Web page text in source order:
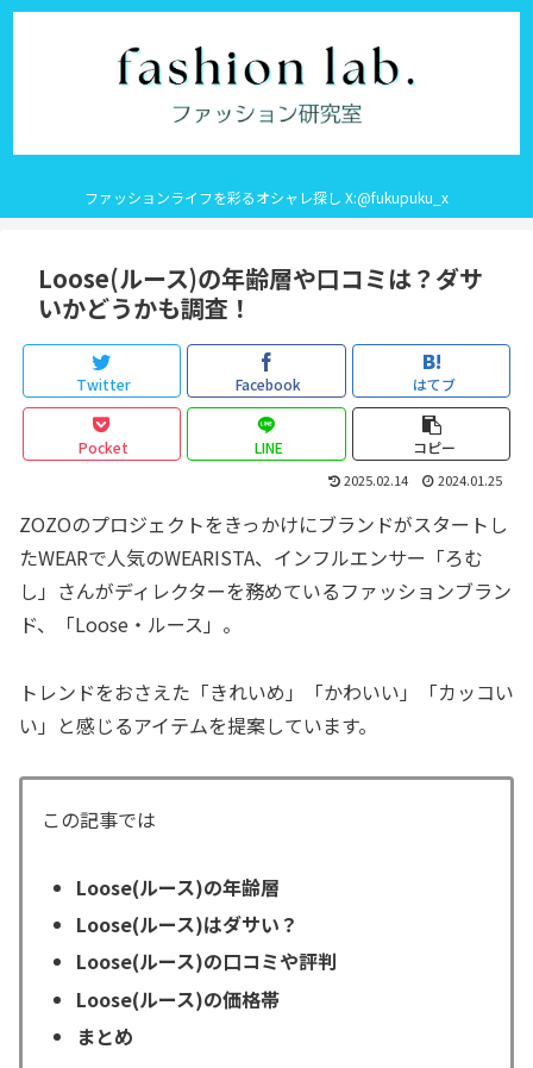
ファッションライフを彩るオシャレ探し X:@fukupuku_x
Loose(ルース)の年齢層や口コミは？ダサ
いかどうかも調査！
Twitter Facebook はてブ
Pocket LINE コピー
2025.02.14 2024.01.25
ZOZOのプロジェクトをきっかけにブランドがスタートし
たWEARで人気のWEARISTA、インフルエンサー「ろむ
し」さんがディレクターを務めているファッションブラン
ド、「Loose・ルース」。
トレンドをおさえた「きれいめ」「かわいい」「カッコい
い」と感じるアイテムを提案しています。
この記事では
Loose(ルース)の年齢層
Loose(ルース)はダサい？
Loose(ルース)の口コミや評判
Loose(ルース)の価格帯
まとめ